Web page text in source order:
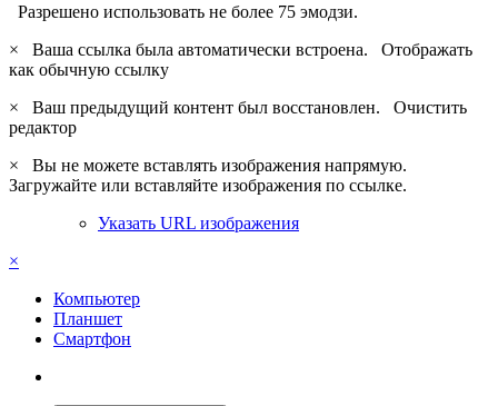
Разрешено использовать не более 75 эмодзи.
×
Ваша ссылка была автоматически встроена. Отображать
как обычную ссылку
×
Ваш предыдущий контент был восстановлен. Очистить
редактор
×
Вы не можете вставлять изображения напрямую.
Загружайте или вставляйте изображения по ссылке.
Указать URL изображения
×
Компьютер
Планшет
Смартфон